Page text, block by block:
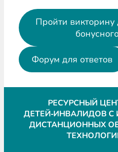
Пройти
Форум для ответов
РЕСУРСНЫЙ
ДЕТЕЙ‑ИНВАЛИДОВ
ДИСТАНЦИОННЫХ